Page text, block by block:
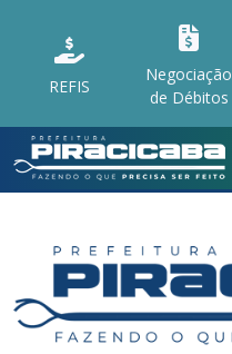
REFIS
Negociação
de Débitos